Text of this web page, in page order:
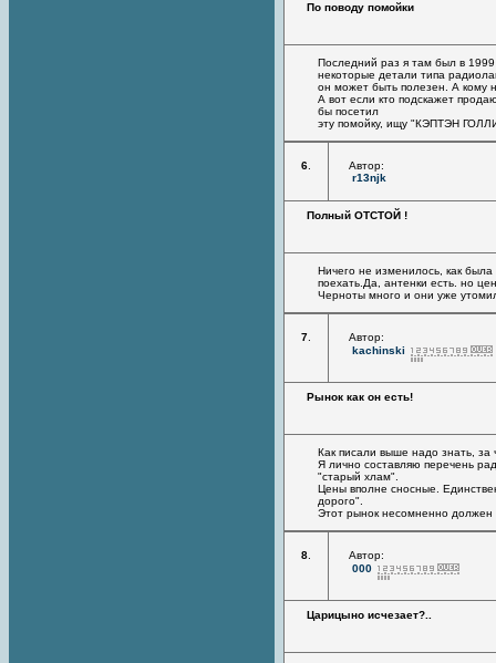
По поводу помойки
Последний раз я там был в 1999
некоторые детали типа
он может быть полезен. А кому
А вот если кто подскажет
бы посетил
эту помойку, ищу "КЭПТЭН
6
Автор:
r13njk
Полный ОТСТОЙ !
Ничего не изменилось, как
поехать.Да, антенки есть. но
Черноты много и они уже
7
Автор:
kachinski
Рынок как он есть!
Как писали выше надо знать, за
Я лично составляю перечень
"старый хлам".
Цены вполне сносные.
дорого".
Этот рынок несомненно должен
8
Автор:
000
Царицыно исчезает?..